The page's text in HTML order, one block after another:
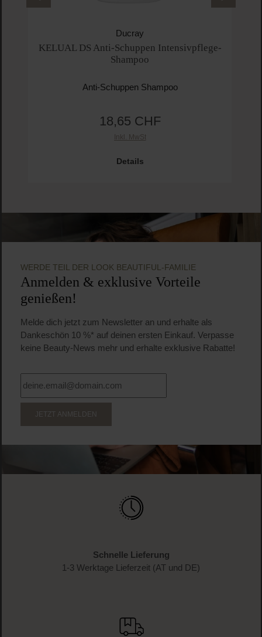
Ducray
KELUAL DS Anti-Schuppen Intensivpflege-
Shampoo
Anti-Schuppen Shampoo
Regulärer Preis:
18,65 CHF
Inkl. MwSt
Details
WERDE TEIL DER LOOK BEAUTIFUL-FAMILIE
Anmelden & exklusive Vorteile
genießen!
Melde dich jetzt zum Newsletter an und erhalte als
Dankeschön 10 %* auf deinen ersten Einkauf. Verpasse
keine Beauty-News mehr und erhalte exklusive Rabatte!
JETZT ANMELDEN
Schnelle Lieferung
1-3 Werktage Lieferzeit (AT und DE)